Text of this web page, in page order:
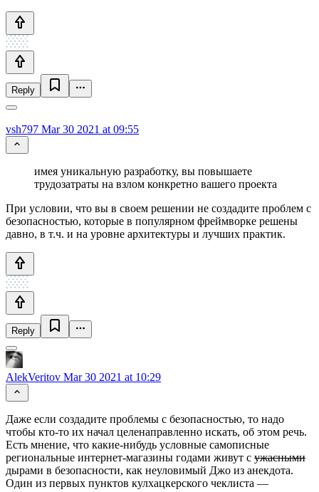
Reply
vsh797 Mar 30 2021 at 09:55
имея уникальную разработку, вы повышаете
трудозатраты на взлом конкретно вашего проекта
При условии, что вы в своем решении не создадите проблем с
безопасностью, которые в популярном фреймворке решены
давно, в т.ч. и на уровне архитектуры и лучших практик.
Reply
AlekVeritov Mar 30 2021 at 10:29
Даже если создадите проблемы с безопасностью, то надо
чтобы кто-то их начал целенаправленно искать, об этом речь.
Есть мнение, что какие-нибудь условные самописные
региональные интернет-магазины годами живут с ужасными
дырами в безопасности, как неуловимый Джо из анекдота.
Один из первых пунктов кулхацкерского чеклиста —